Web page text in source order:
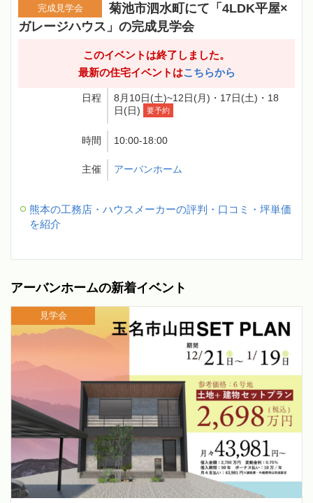
菊池市泗水町にて「4LDK平屋×
ガレージハウス」の完成見学会
このイベントは終了しました。
最新の住宅イベントはこちらから
日程
8月10日(土)~12日(月)・17日(土)・18
日(日)
要予約
時間 10:00-18:00
主催 アーバンホーム
完成見学会
熊本の工務店・ハウスメーカーの評判・口コミ・坪単価
を紹介
アーバンホームの新着イベント
見学会